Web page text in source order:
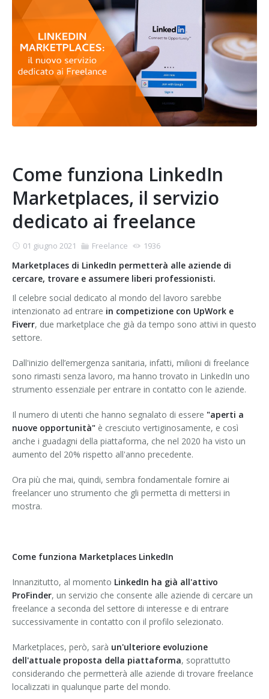
Come funziona LinkedIn
Marketplaces, il servizio
dedicato ai freelance
01 giugno 2021 Freelance 1936
Marketplaces di LinkedIn permetterà alle aziende di
cercare, trovare e assumere liberi professionisti.
Il celebre social dedicato al mondo del lavoro sarebbe
intenzionato ad entrare in competizione con UpWork e
Fiverr, due marketplace che già da tempo sono attivi in questo
settore.
Dall'inizio dell’emergenza sanitaria, infatti, milioni di freelance
sono rimasti senza lavoro, ma hanno trovato in LinkedIn uno
strumento essenziale per entrare in contatto con le aziende.
Il numero di utenti che hanno segnalato di essere "aperti a
nuove opportunità" è cresciuto vertiginosamente, e così
anche i guadagni della piattaforma, che nel 2020 ha visto un
aumento del 20% rispetto all'anno precedente.
Ora più che mai, quindi, sembra fondamentale fornire ai
freelancer uno strumento che gli permetta di mettersi in
mostra.
Come funziona Marketplaces LinkedIn
Innanzitutto, al momento LinkedIn ha già all'attivo
ProFinder, un servizio che consente alle aziende di cercare un
freelance a seconda del settore di interesse e di entrare
successivamente in contatto con il profilo selezionato.
Marketplaces, però, sarà un'ulteriore evoluzione
dell'attuale proposta della piattaforma, soprattutto
considerando che permetterà alle aziende di trovare freelance
localizzati in qualunque parte del mondo.